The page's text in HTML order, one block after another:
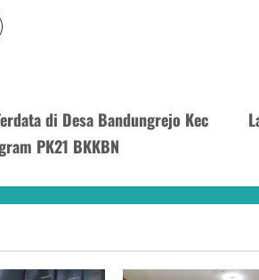
di Desa Bandungrejo Kec
PK21 BKKBN